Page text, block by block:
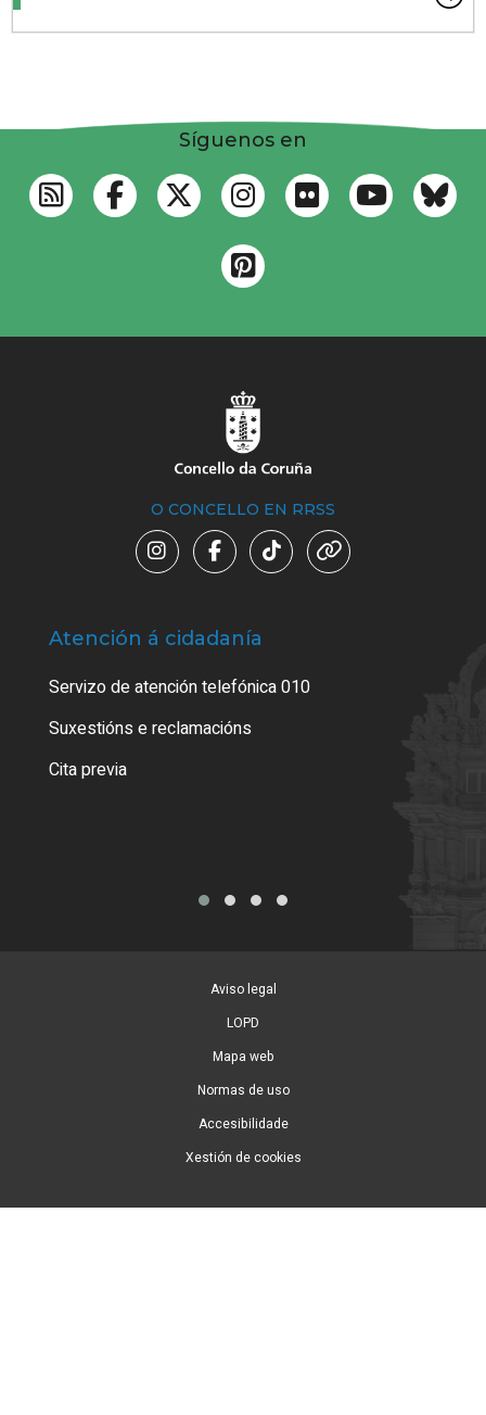
Síguenos en
O CONCELLO EN RRSS
Atención á cidadanía
Servizo de atención telefónica 010
Suxestións e reclamacións
Cita previa
Aviso legal
LOPD
Mapa web
Normas de uso
Accesibilidade
Xestión de cookies